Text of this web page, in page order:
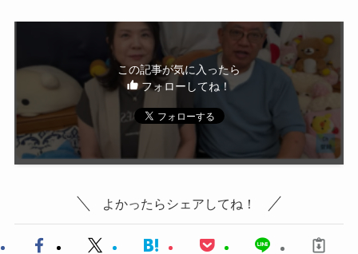
この記事が気に入ったら
フォローしてね！
よかったらシェアしてね！